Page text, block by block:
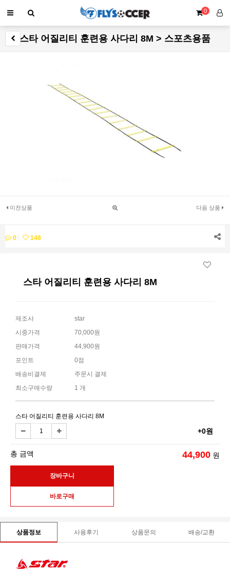
0
스타 어질리티 훈련용 사다리 8M > 스포츠용품
이전상품 다음 상품
0 148
스타 어질리티 훈련용 사다리 8M
제조사
star
시중가격
70,000원
판매가격
44,900원
포인트
0점
배송비결제
주문시 결제
최소구매수량
1 개
스타 어질리티 훈련용 사다리 8M
+0원
총 금액 44,900 원
상품정보 사용후기 상품문의 배송/교환